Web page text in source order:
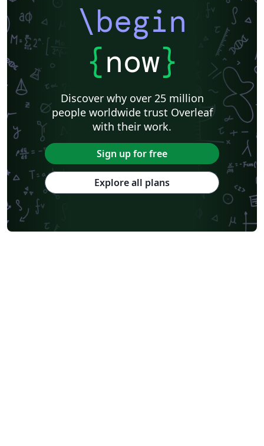
\begin
{now}
Discover why over 25 million
people worldwide trust Overleaf
with their work.
Sign up for free
Explore all plans